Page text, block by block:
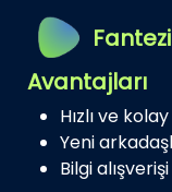
Avantajları
Hızlı ve
Yeni
Bilgi